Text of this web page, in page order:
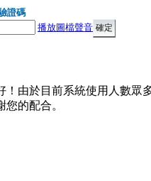
證碼
播放圖檔聲音
！由於目前系統使用人數眾
的配合。